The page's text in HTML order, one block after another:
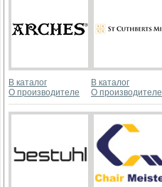
В каталог
О производителе
В каталог
О производителе